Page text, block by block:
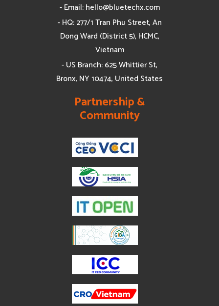
- Email:hello@bluetechx.com
- HQ: 277/1 Tran Phu Street, An
Dong Ward (District 5), HCMC,
Vietnam
- US Branch: 625 Whittier St,
Bronx, NY 10474, United States
Partnership &
Community